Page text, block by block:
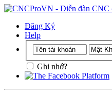
Đăng Ký
Help
Ghi nhớ?